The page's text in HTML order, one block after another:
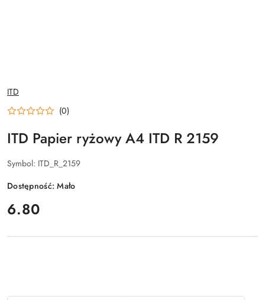
NAZWA
PRODUCENTA:
ITD
(0)
ITD Papier ryżowy A4 ITD R 2159
Symbol: ITD_R_2159
Dostępność:Mało
cena:
6.80